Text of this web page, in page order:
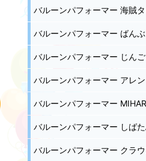
バルーンパフォーマー 海賊
バルーンパフォーマー ばん
バルーンパフォーマー じん
バルーンパフォーマー アレ
バルーンパフォーマー
バルーンパフォーマー しば
バルーンパフォーマー クラ